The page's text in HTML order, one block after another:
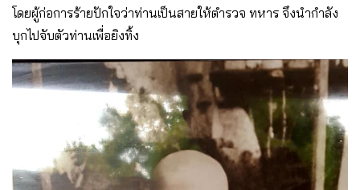
โดยผู้ก่อการร้ายปักใจว่าท่านเป็นสายให้ตำรวจ ทหาร จึงนำกำลัง
บุกไปจับตัวท่านเพื่อยิงทิ้ง